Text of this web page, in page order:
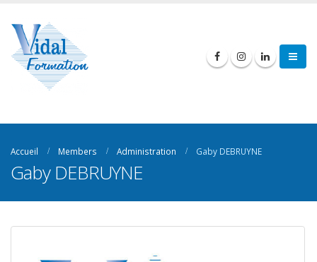
Accueil Members Administration Gaby DEBRUYNE
Gaby DEBRUYNE